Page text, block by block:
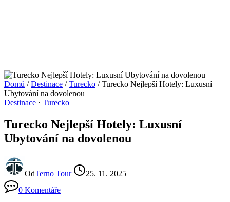
Domů / Destinace / Turecko / Turecko Nejlepší Hotely: Luxusní
Ubytování na dovolenou
Destinace · Turecko
Turecko Nejlepší Hotely: Luxusní
Ubytování na dovolenou
OdTerno Tour
25. 11. 2025
0 Komentáře